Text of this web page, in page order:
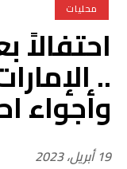
محليات
احتفالاً
..
وأجواء
19 أبريل، 2023